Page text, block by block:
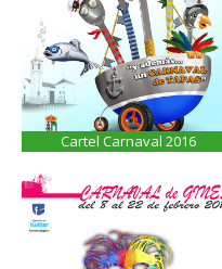
Cartel Carnaval 2016